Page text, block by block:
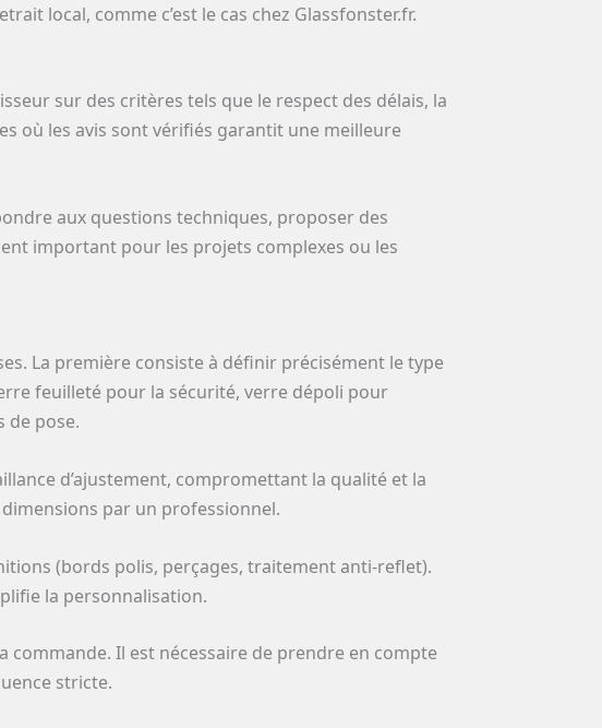
local, comme c’est le cas chez Glassfonster.fr.
sur des critères tels que le respect des délais, la
où les avis sont vérifiés garantit une meilleure
aux questions techniques, proposer des
important pour les projets complexes ou les
La première consiste à définir précisément le type
feuilleté pour la sécurité, verre dépoli pour
de pose.
d’ajustement, compromettant la qualité et la
par un professionnel.
(bords polis, perçages, traitement anti-reflet).
la personnalisation.
Il est nécessaire de prendre en compte
stricte.